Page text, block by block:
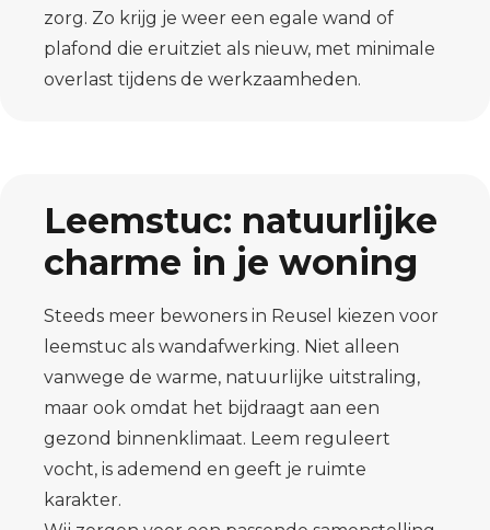
zorg. Zo krijg je weer een egale wand of
plafond die eruitziet als nieuw, met minimale
overlast tijdens de werkzaamheden.
Leemstuc: natuurlijke
charme in je woning
Steeds meer bewoners in Reusel kiezen voor
leemstuc als wandafwerking. Niet alleen
vanwege de warme, natuurlijke uitstraling,
maar ook omdat het bijdraagt aan een
gezond binnenklimaat. Leem reguleert
vocht, is ademend en geeft je ruimte
karakter.